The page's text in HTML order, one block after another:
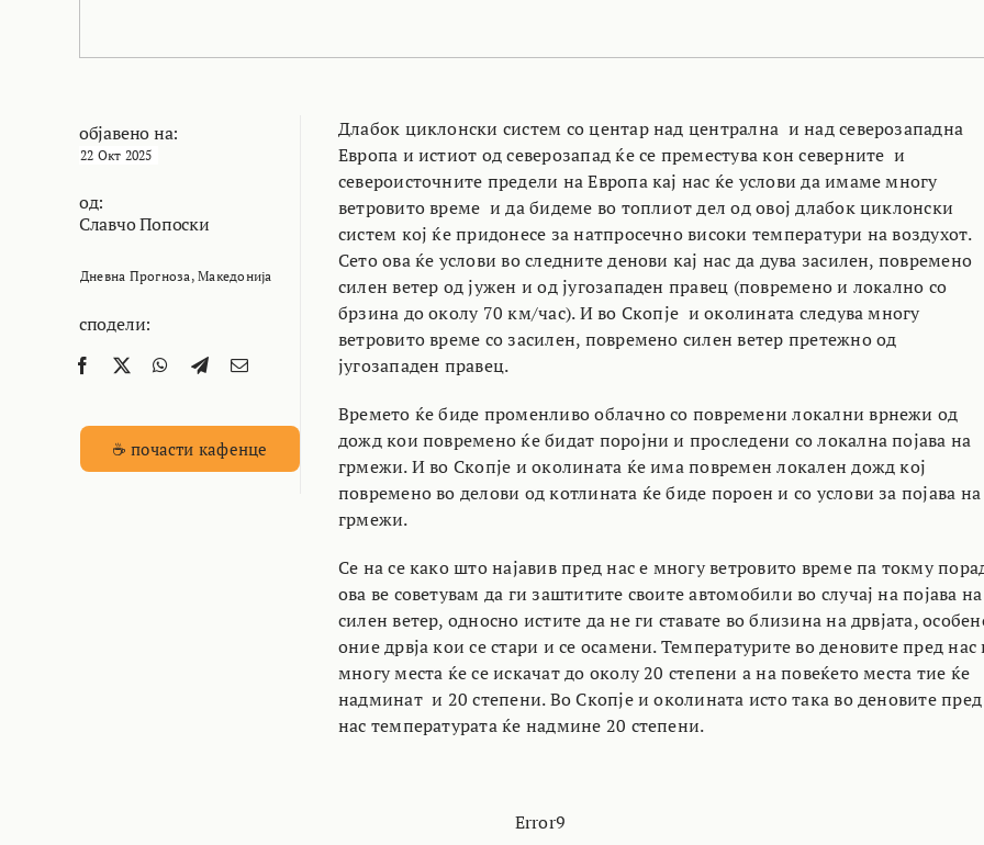
објавено на:
22 Окт 2025
од:
Славчо Попоски
Дневна Прогноза ,Македонија
сподели:
☕ почасти кафенце
Длабок циклонски систем со центар над централна и над северозападна
Европа и истиот од северозапад ќе се преместува кон северните и
североисточните предели на Европа кај нас ќе услови да имаме многу
ветровито време и да бидеме во топлиот дел од овој длабок циклонски
систем кој ќе придонесе за натпросечно високи температури на воздухот.
Сето ова ќе услови во следните денови кај нас да дува засилен, повремено
силен ветер од јужен и од југозападен правец (повремено и локално со
брзина до околу 70 км/час). И во Скопје и околината следува многу
ветровито време со засилен, повремено силен ветер претежно од
југозападен правец.
Времето ќе биде променливо облачно со повремени локални врнежи од
дожд кои повремено ќе бидат поројни и проследени со локална појава на
грмежи. И во Скопје и околината ќе има повремен локален дожд кој
повремено во делови од котлината ќе биде пороен и со услови за појава на
грмежи.
Се на се како што најавив пред нас е многу ветровито време па токму
ова ве советувам да ги заштитите своите автомобили во случај на појава на
силен ветер, односно истите да не ги ставате во близина на дрвјата,
оние дрвја кои се стари и се осамени. Температурите во деновите пред нас
многу места ќе се искачат до околу 20 степени а на повеќето места тие ќе
надминат и 20 степени. Во Скопје и околината исто така во деновите пред
нас температурата ќе надмине 20 степени.
Error9